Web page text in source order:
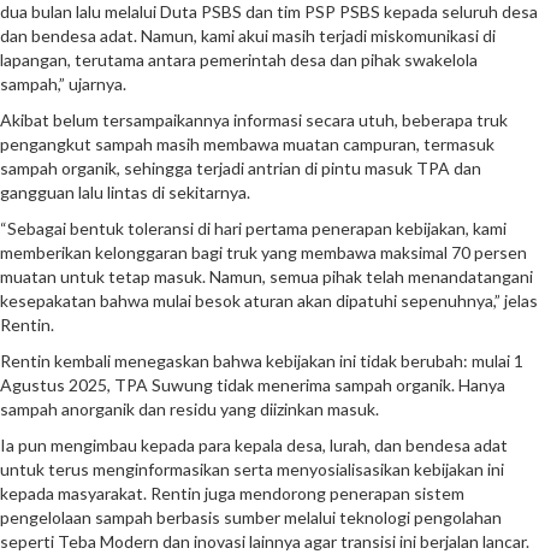
dua bulan lalu melalui Duta PSBS dan tim PSP PSBS kepada seluruh desa
dan bendesa adat. Namun, kami akui masih terjadi miskomunikasi di
lapangan, terutama antara pemerintah desa dan pihak swakelola
sampah,” ujarnya.
Akibat belum tersampaikannya informasi secara utuh, beberapa truk
pengangkut sampah masih membawa muatan campuran, termasuk
sampah organik, sehingga terjadi antrian di pintu masuk TPA dan
gangguan lalu lintas di sekitarnya.
“Sebagai bentuk toleransi di hari pertama penerapan kebijakan, kami
memberikan kelonggaran bagi truk yang membawa maksimal 70 persen
muatan untuk tetap masuk. Namun, semua pihak telah menandatangani
kesepakatan bahwa mulai besok aturan akan dipatuhi sepenuhnya,” jelas
Rentin.
Rentin kembali menegaskan bahwa kebijakan ini tidak berubah: mulai 1
Agustus 2025, TPA Suwung tidak menerima sampah organik. Hanya
sampah anorganik dan residu yang diizinkan masuk.
Ia pun mengimbau kepada para kepala desa, lurah, dan bendesa adat
untuk terus menginformasikan serta menyosialisasikan kebijakan ini
kepada masyarakat. Rentin juga mendorong penerapan sistem
pengelolaan sampah berbasis sumber melalui teknologi pengolahan
seperti Teba Modern dan inovasi lainnya agar transisi ini berjalan lancar.